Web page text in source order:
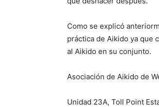
Como se explicó
práctica de Aikido ya que
al Aikido en su conjunto.
Asociación de Aikido de
Unidad 23A, Toll Point